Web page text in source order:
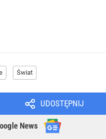
Świat
UDOSTĘPNIJ
News